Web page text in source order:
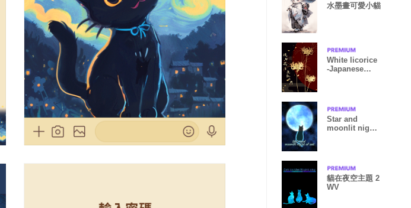
水墨畫可愛小貓
White licorice
-Japanese
Star and
moonlit night
貓在夜空主題 2
WV